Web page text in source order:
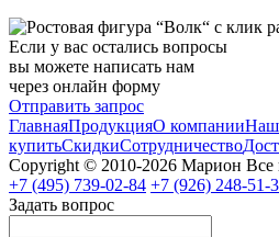
Если у вас остались вопросы
вы можете написать нам
через онлайн форму
Отправить запрос
ГлавнаяПродукцияО компании
купитьСкидкиСотрудничество
Copyright © 2010-2026 Марион
+7 (495) 739-02-84 +7 (926) 248-51-
Задать вопрос